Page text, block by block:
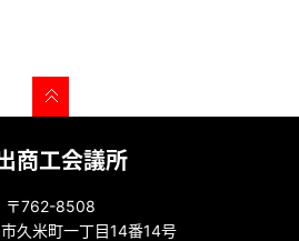
商工会議所
〒762-8508
久米町一丁目14番14号